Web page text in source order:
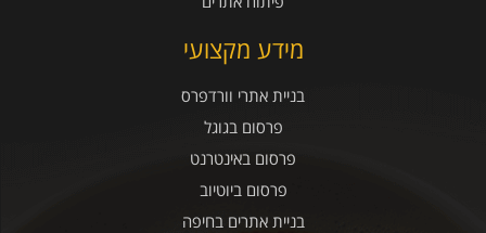
מידע מקצועי
בניית אתרי וורדפרס
פרסום בגוגל
פרסום באינטרנט
פרסום ביוטיוב
בניית אתרים בחיפה